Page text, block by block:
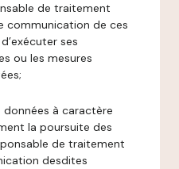
de traitement
communication de ces
ses
ou les mesures
à caractère
la poursuite des
de traitement
desdites